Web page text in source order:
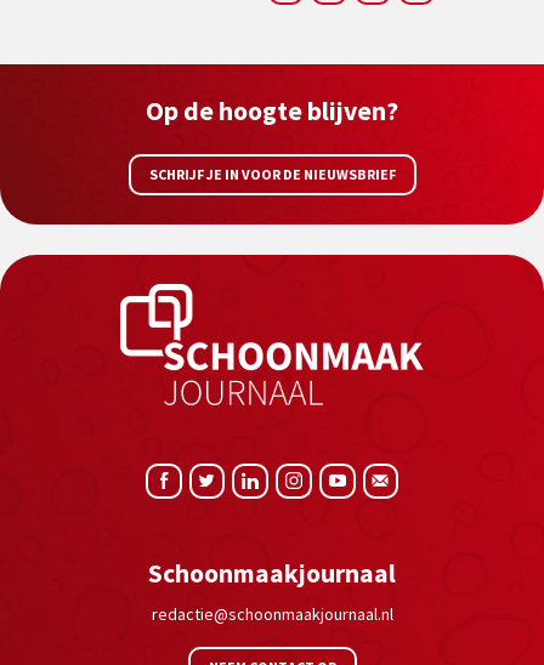
Op de hoogte blijven?
SCHRIJF JE IN VOOR DE NIEUWSBRIEF
Schoonmaakjournaal
redactie@schoonmaakjournaal.nl